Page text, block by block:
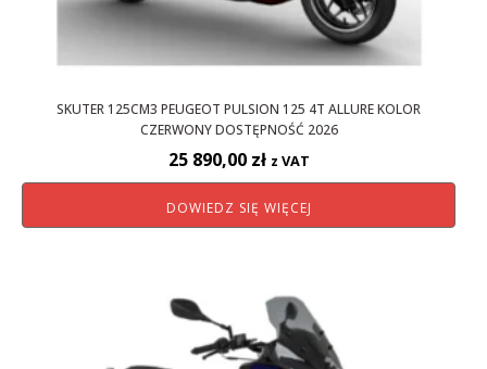
SKUTER 125CM3 PEUGEOT PULSION 125 4T ALLURE KOLOR
CZERWONY DOSTĘPNOŚĆ 2026
25 890,00 zł z VAT
DOWIEDZ SIĘ WIĘCEJ